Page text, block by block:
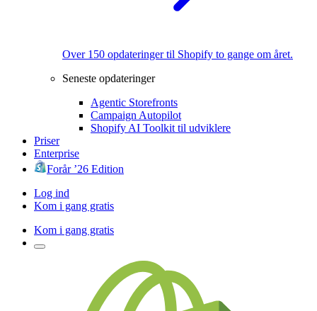
Over 150 opdateringer til Shopify to gange om året.
Seneste opdateringer
Agentic Storefronts
Campaign Autopilot
Shopify AI Toolkit til udviklere
Priser
Enterprise
Forår ’26 Edition
Log ind
Kom i gang gratis
Kom i gang gratis